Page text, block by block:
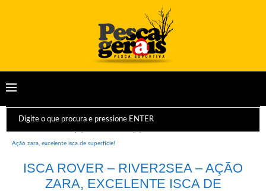
Ação zara, excelente isca de superfície!
ISCA ROVER – RIVER2SEA – AÇÃO
ZARA, EXCELENTE ISCA DE